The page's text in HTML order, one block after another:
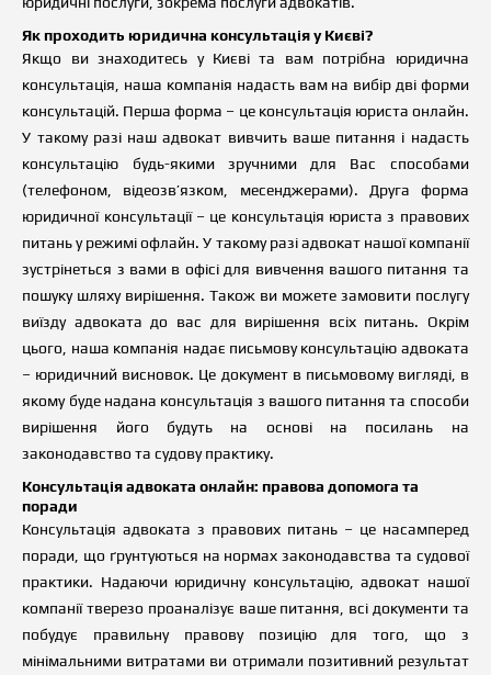
Як проходить юридична консультація у Києві?
Якщо ви знаходитесь у Києві та вам потрібна юридична
консультація, наша компанія надасть вам на вибір дві форми
консультацій. Перша форма – це консультація юриста онлайн.
У такому разі наш адвокат вивчить ваше питання і надасть
консультацію будь-якими зручними для Вас способами
(телефоном, відеозв’язком, месенджерами). Друга форма
юридичної консультації – це консультація юриста з правових
питань у режимі офлайн. У такому разі адвокат нашої компанії
зустрінеться з вами в офісі для вивчення вашого питання та
пошуку шляху вирішення. Також ви можете замовити послугу
виїзду адвоката до вас для вирішення всіх питань. Окрім
цього, наша компанія надає письмову консультацію адвоката
– юридичний висновок. Це документ в письмовому вигляді, в
якому буде надана консультація з вашого питання та способи
вирішення його будуть на основі на посилань на
законодавство та судову практику.
Консультація адвоката онлайн: правова допомога та
поради
Консультація адвоката з правових питань – це насамперед
поради, що ґрунтуються на нормах законодавства та судової
практики. Надаючи юридичну консультацію, адвокат нашої
компанії тверезо проаналізує ваше питання, всі документи та
побудує правильну правову позицію для того, що з
мінімальними витратами ви отримали позитивний результат